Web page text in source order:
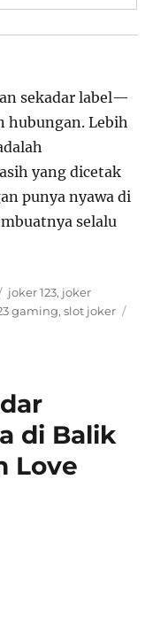
sekadar label—
hubungan. Lebih
yang dicetak
punya nyawa di
selalu
Tags
joker 123, joker
gaming,slot joker
di Balik
Love